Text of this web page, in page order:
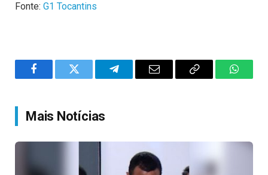
Fonte: G1 Tocantins
FacebookTwitter TelegramEmail
Copy
Mais Notícias